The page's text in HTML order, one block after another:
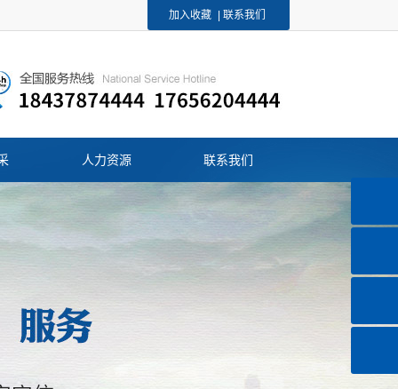
加入收藏 联系我们
人力资源 联系我们